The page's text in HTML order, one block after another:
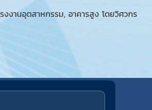
านอุตสาหกรรม, อาคารสูง โดยวิศวกร